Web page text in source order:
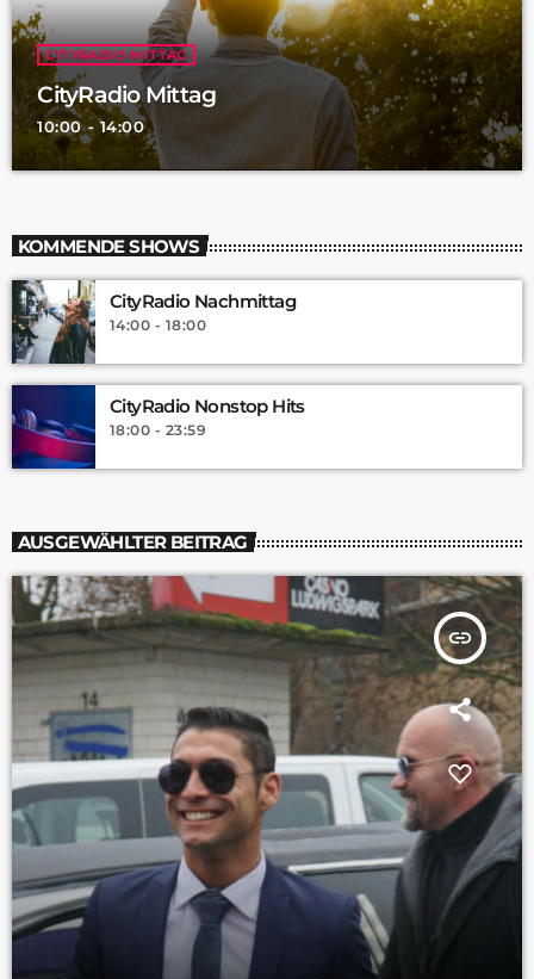
CITYRADIO MITTAG
CityRadio Mittag
10:00 - 14:00
KOMMENDE SHOWS
CityRadio Nachmittag
14:00 - 18:00
CityRadio Nonstop Hits
18:00 - 23:59
AUSGEWÄHLTER BEITRAG
insert_link